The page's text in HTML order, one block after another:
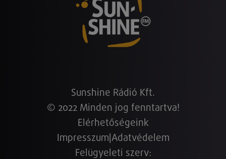
Sunshine Rádió Kft.
© 2022 Minden jog fenntartva!
Elérhetőségeink
Impresszum Adatvédelem
Felügyeleti szerv: